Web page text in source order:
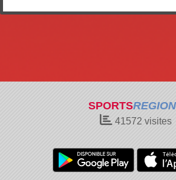
SPORTS
41572 visites